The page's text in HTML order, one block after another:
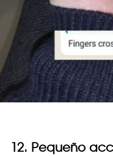
12. Pequeño